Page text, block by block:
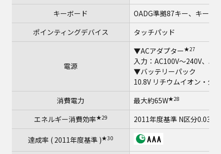
キーボード
OADG準拠87キー、キー
ポインティングデバイス
タッチパッド
電源
▼ACアダプター★27
入力：AC100V～240V、
▼バッテリーパック
10.8V リチウムイオン・公
消費電力
最大約65W★28
エネルギー消費効率★29 2011年度基準 N区分0.034
達成率 ( 2011年度基準 )★30